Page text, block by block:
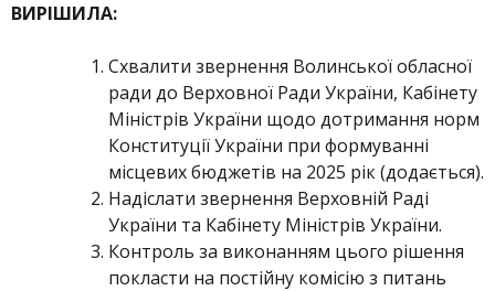
ВИРІШИЛА:
Схвалити звернення Волинської обласної
ради до Верховної Ради України, Кабінету
Міністрів України щодо дотримання норм
Конституції України при формуванні
місцевих бюджетів на 2025 рік (додається).
Надіслати звернення Верховній Раді
України та Кабінету Міністрів України.
Контроль за виконанням цього рішення
покласти на постійну комісію з питань